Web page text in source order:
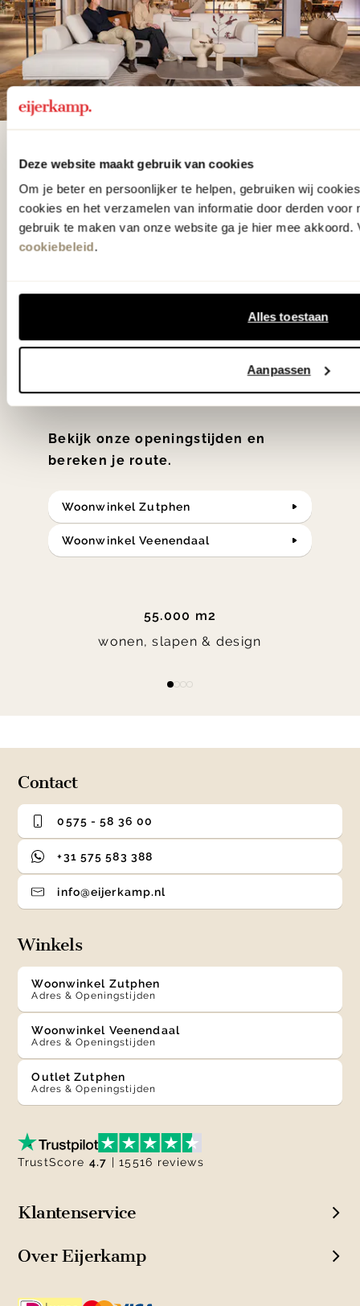
Deze website maakt gebruik van cookies
Om je beter en persoonlijker te helpen, gebruiken wij
cookies en het verzamelen van informatie door derden voor
gebruik te maken van onze website ga je hier mee akkoord.
cookiebeleid.
Alles toestaan
Aanpassen
De woonwinkel
gezien op tv!
Wie kent het programma vtwonen
samengesteld met de mooiste
klassiekers en de nieuwste ontwerpen
in verrassende materialen en kleuren!
Bekijk onze openingstijden en
bereken je route.
Woonwinkel Zutphen
Woonwinkel Veenendaal
55.000 m2
wonen, slapen & design
Contact
0575 - 58 36 00
+31 575 583 388
info@eijerkamp.nl
Winkels
Woonwinkel Zutphen
Adres & Openingstijden
Woonwinkel Veenendaal
Adres & Openingstijden
Outlet Zutphen
Adres & Openingstijden
Klantenservice
Over Eijerkamp
TrustScore 4.7 | 15516 reviews